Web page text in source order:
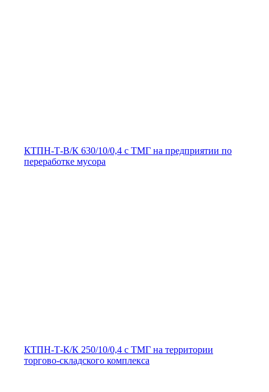
КТПН-Т-В/К 630/10/0,4 с ТМГ на предприятии по
переработке мусора
КТПН-Т-К/К 250/10/0,4 с ТМГ на территории
торгово-складского комплекса